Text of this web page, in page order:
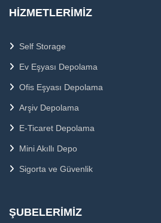
HIZMETLERIMIZ
Self Storage
Ev Eşyası Depolama
Ofis Eşyası Depolama
Arşiv Depolama
E-Ticaret Depolama
Mini Akıllı Depo
Sigorta ve Güvenlik
ŞUBELERIMIZ